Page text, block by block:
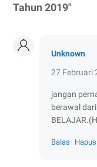
Tahun 2019"
Unknown
27 Februari
jangan
berawal dari
Balas Hapus